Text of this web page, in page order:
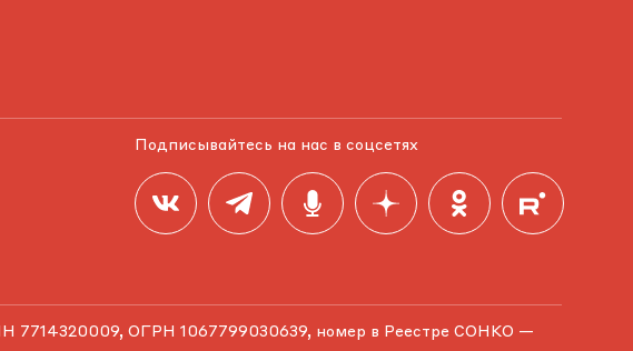
Подписывайтесь на нас в соцсетях
7714320009, ОГРН 1067799030639, номер в Реестре СОНКО —